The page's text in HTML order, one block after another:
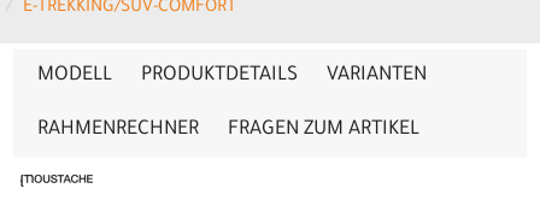
E-TREKKING/SUV-COMFORT
MODELL PRODUKTDETAILS VARIANTEN
RAHMENRECHNER FRAGEN ZUM ARTIKEL